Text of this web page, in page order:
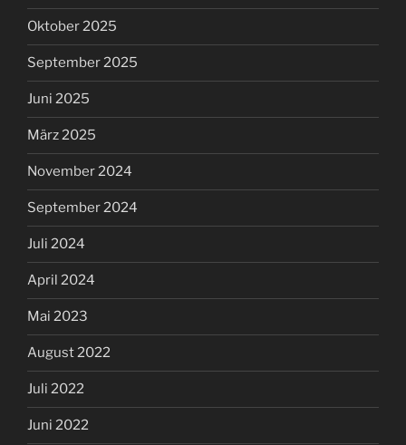
Oktober 2025
September 2025
Juni 2025
März 2025
November 2024
September 2024
Juli 2024
April 2024
Mai 2023
August 2022
Juli 2022
Juni 2022